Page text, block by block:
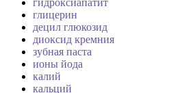
глицерин
децил глюкозид
диоксид кремния
зубная паста
ионы йода
калий
кальций